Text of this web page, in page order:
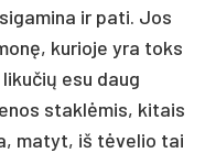
ir pati. Jos
kurioje yra toks
esu daug
staklėmis, kitais
matyt, iš tėvelio tai